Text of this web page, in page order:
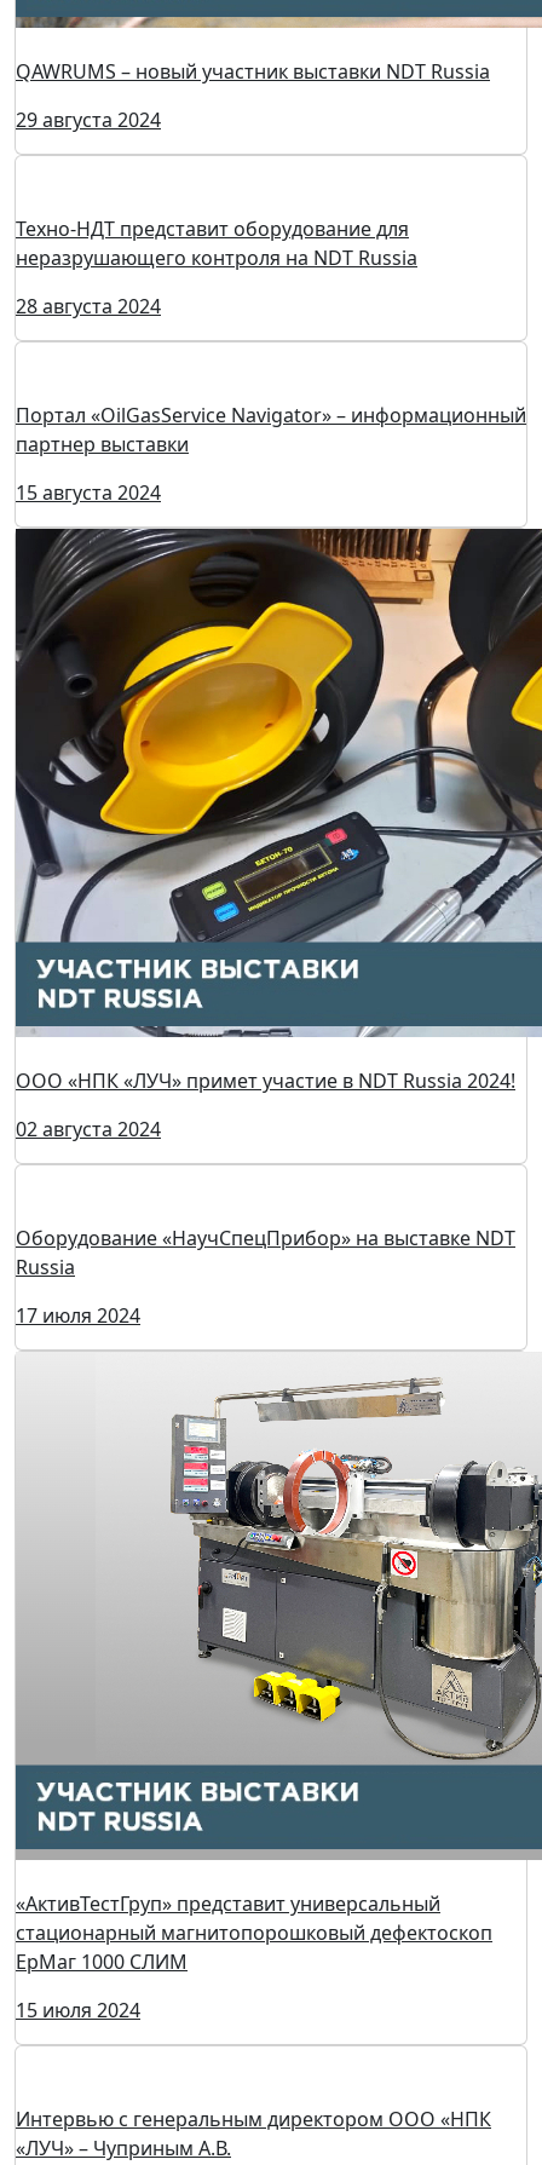
QAWRUMS – новый участник выставки NDT Russia
29 августа 2024
Техно-НДТ представит оборудование для
неразрушающего контроля на NDT Russia
28 августа 2024
Портал «OilGasService Navigator» – информационный
партнер выставки
15 августа 2024
ООО «НПК «ЛУЧ» примет участие в NDT Russia 2024!